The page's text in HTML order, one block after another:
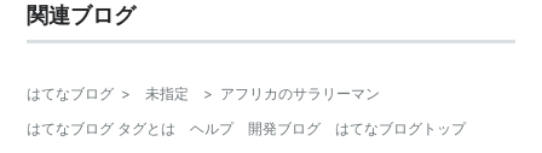
関連ブログ
はてなブログ > 未指定 > アフリカのサラリーマン
はてなブログ タグとは
ヘルプ 開発ブログ はてなブログトップ